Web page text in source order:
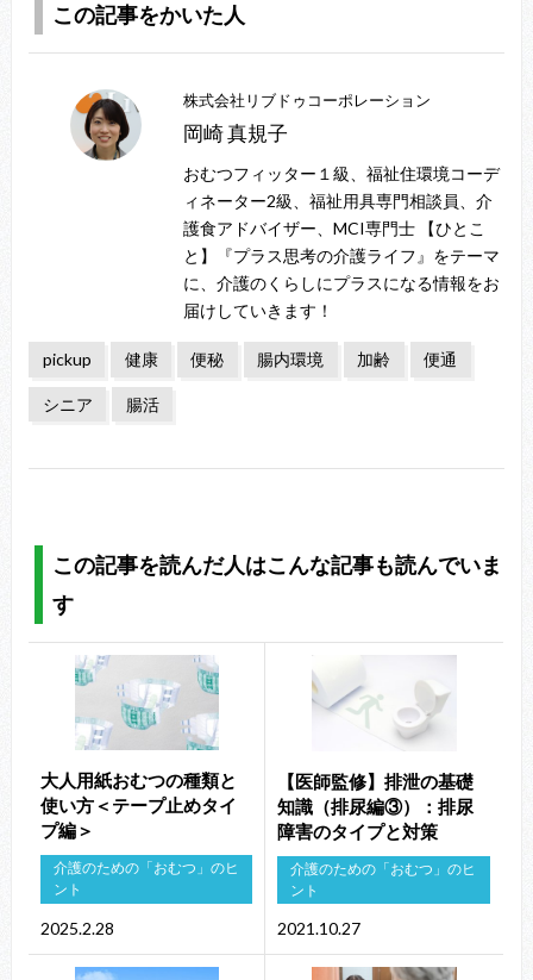
この記事をかいた人
株式会社リブドゥコーポレーション
岡崎 真規子
おむつフィッター１級、福祉住環境コーデ
ィネーター2級、福祉用具専門相談員、介
護食アドバイザー、MCI専門士 【ひとこ
と】『プラス思考の介護ライフ』をテーマ
に、介護のくらしにプラスになる情報をお
届けしていきます！
pickup 健康 便秘 腸内環境 加齢 便通
シニア 腸活
この記事を読んだ人はこんな記事も読んでいま
す
大人用紙おむつの種類と
使い方＜テープ止めタイ
プ編＞
介護のための「おむつ」のヒ
ント
2025.2.28
【医師監修】排泄の基礎
知識（排尿編③）：排尿
障害のタイプと対策
介護のための「おむつ」のヒ
ント
2021.10.27